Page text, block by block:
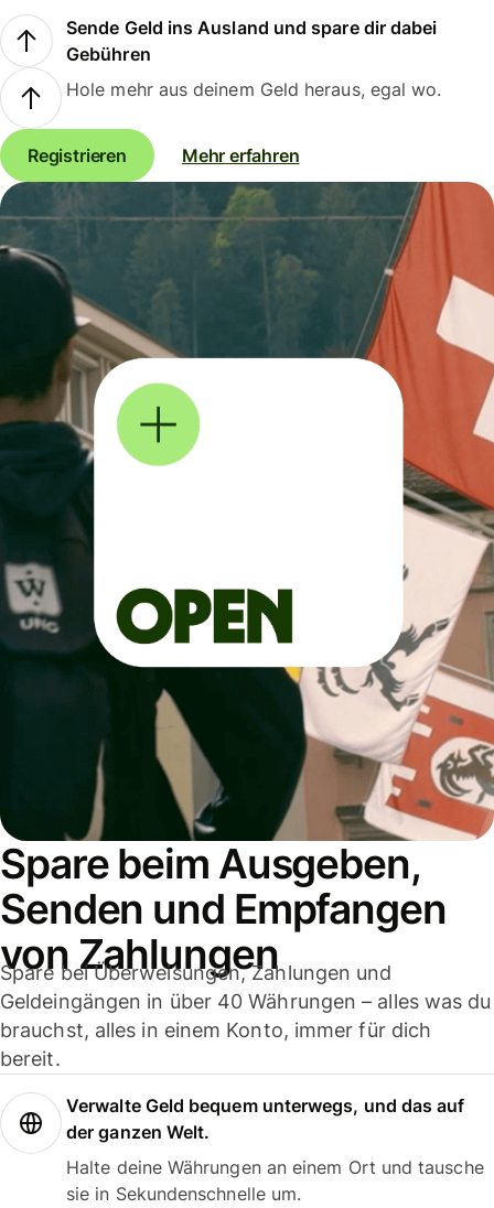
Sende Geld ins Ausland und spare dir dabei
Gebühren
Hole mehr aus deinem Geld heraus, egal wo.
Registrieren Mehr erfahren
Spare beim Ausgeben,
Senden und Empfangen
von Zahlungen
Spare bei Überweisungen, Zahlungen und
Geldeingängen in über 40 Währungen – alles was du
brauchst, alles in einem Konto, immer für dich
bereit.
Verwalte Geld bequem unterwegs, und das auf
der ganzen Welt.
Halte deine Währungen an einem Ort und tausche
sie in Sekundenschnelle um.